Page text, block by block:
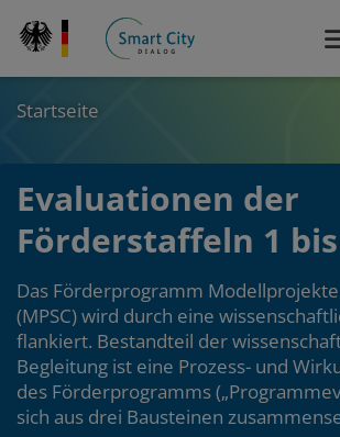
zum
Startseite
Evaluationen der
Förderstaffeln 1
Das Förderprogramm
(MPSC) wird durch eine
flankiert. Bestandteil der
Begleitung ist eine Prozess- und
des Förderprogramms
sich aus drei Bausteinen